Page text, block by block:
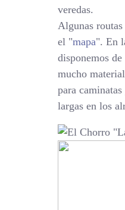
veredas.
Algunas
el "mapa". En
disponemos
mucho
para
largas en los